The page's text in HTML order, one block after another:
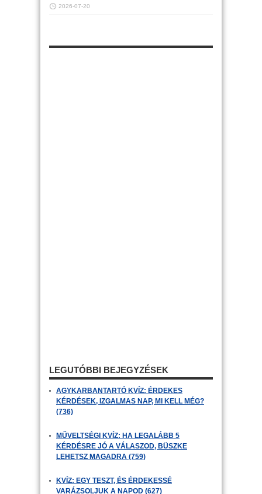
2026-07-20
LEGUTÓBBI BEJEGYZÉSEK
AGYKARBANTARTÓ KVÍZ: ÉRDEKES
KÉRDÉSEK, IZGALMAS NAP, MI KELL MÉG?
(736)
MŰVELTSÉGI KVÍZ: HA LEGALÁBB 5
KÉRDÉSRE JÓ A VÁLASZOD, BÜSZKE
LEHETSZ MAGADRA (759)
KVÍZ: EGY TESZT, ÉS ÉRDEKESSÉ
VARÁZSOLJUK A NAPOD (627)